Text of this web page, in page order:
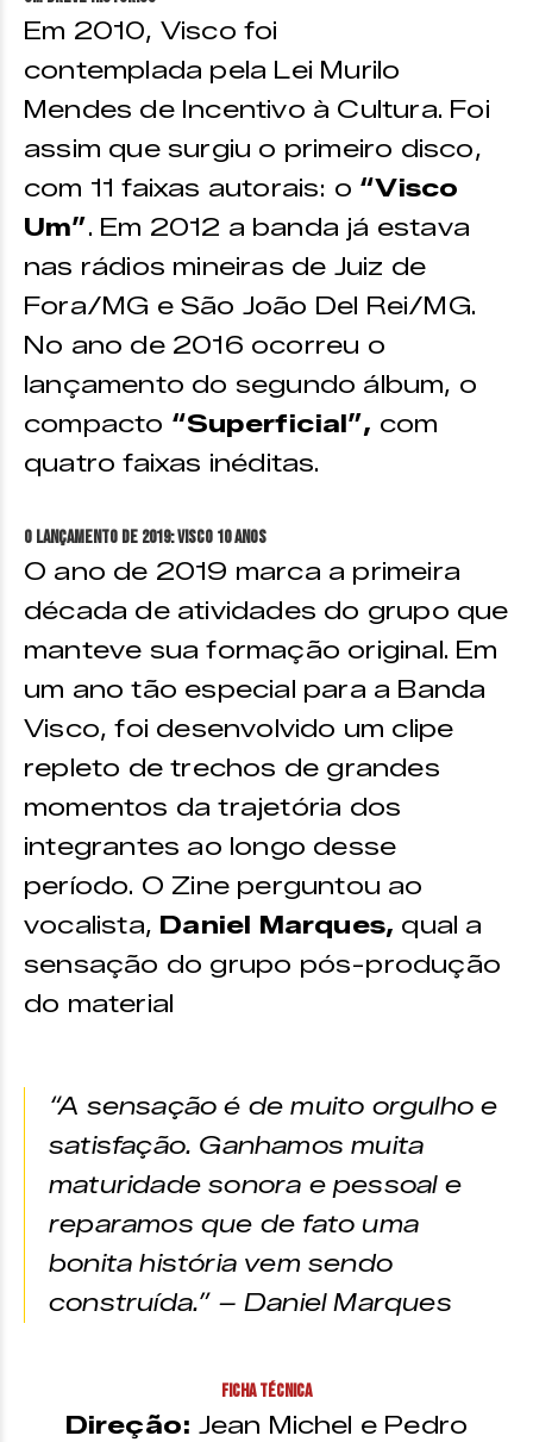
Em 2010, Visco foi
contemplada pela Lei Murilo
Mendes de Incentivo à Cultura. Foi
assim que surgiu o primeiro disco,
com 11 faixas autorais: o “Visco
Um”. Em 2012 a banda já estava
nas rádios mineiras de Juiz de
Fora/MG e São João Del Rei/MG.
No ano de 2016 ocorreu o
lançamento do segundo álbum, o
compacto “Superficial”, com
quatro faixas inéditas.
O lançamento de 2019: Visco 10 anos
O ano de 2019 marca a primeira
década de atividades do grupo que
manteve sua formação original. Em
um ano tão especial para a Banda
Visco, foi desenvolvido um clipe
repleto de trechos de grandes
momentos da trajetória dos
integrantes ao longo desse
período. O Zine perguntou ao
vocalista, Daniel Marques, qual a
sensação do grupo pós-produção
do material
“A sensação é de muito orgulho e
satisfação. Ganhamos muita
maturidade sonora e pessoal e
reparamos que de fato uma
bonita história vem sendo
construída.” – Daniel Marques
Ficha técnica
Direção: Jean Michel e Pedro